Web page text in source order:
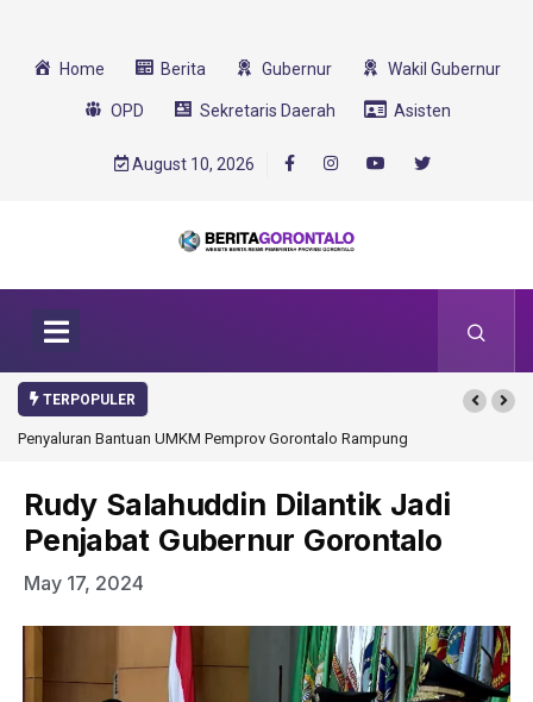
Home Berita Gubernur Wakil Gubernur
OPD Sekretaris Daerah Asisten
August 10, 2026
TERPOPULER
Penyaluran Bantuan UMKM Pemprov Gorontalo Rampung
Rudy Salahuddin Dilantik Jadi
Penjabat Gubernur Gorontalo
May 17, 2024